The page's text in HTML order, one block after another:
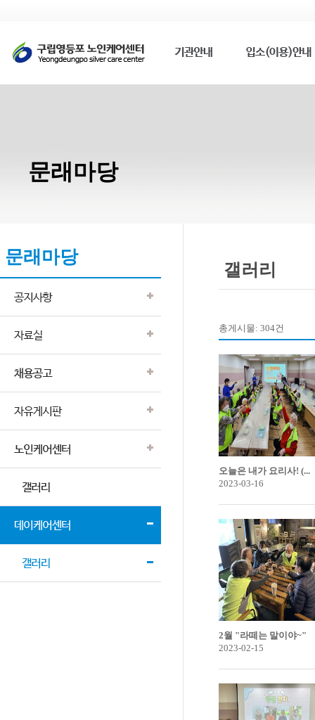
문래마당
문래마당
갤러리
총게시물: 304건
오늘은 내가 요리사! (...
2023-03-16
2월 "라떼는 말이야~"
2023-02-15